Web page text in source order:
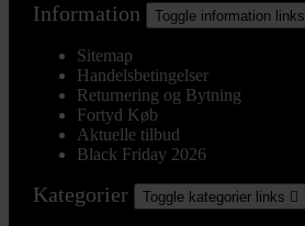
Information Toggle information links
Sitemap
Handelsbetingelser
Returnering og Bytning
Fortyd Køb
Aktuelle tilbud
Black Friday 2026
Kategorier Toggle kategorier links 